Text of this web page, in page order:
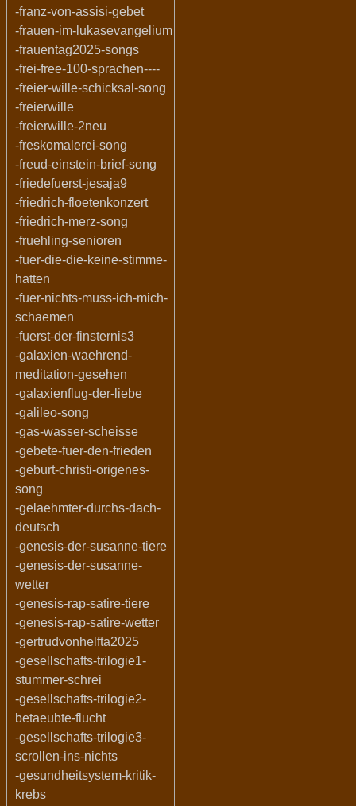
-franz-von-assisi-gebet
-frauen-im-lukasevangelium
-frauentag2025-songs
-frei-free-100-sprachen----
-freier-wille-schicksal-song
-freierwille
-freierwille-2neu
-freskomalerei-song
-freud-einstein-brief-song
-friedefuerst-jesaja9
-friedrich-floetenkonzert
-friedrich-merz-song
-fruehling-senioren
-fuer-die-die-keine-stimme-
hatten
-fuer-nichts-muss-ich-mich-
schaemen
-fuerst-der-finsternis3
-galaxien-waehrend-
meditation-gesehen
-galaxienflug-der-liebe
-galileo-song
-gas-wasser-scheisse
-gebete-fuer-den-frieden
-geburt-christi-origenes-
song
-gelaehmter-durchs-dach-
deutsch
-genesis-der-susanne-tiere
-genesis-der-susanne-
wetter
-genesis-rap-satire-tiere
-genesis-rap-satire-wetter
-gertrudvonhelfta2025
-gesellschafts-trilogie1-
stummer-schrei
-gesellschafts-trilogie2-
betaeubte-flucht
-gesellschafts-trilogie3-
scrollen-ins-nichts
-gesundheitsystem-kritik-
krebs